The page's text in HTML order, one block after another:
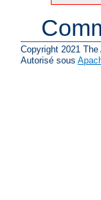
Copyright 2021 The
Autorisé sous